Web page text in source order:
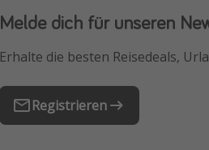
Melde dich für unseren
Erhalte die besten Reisedeals,
Registrieren
Downloade unsere App
Buche die besten